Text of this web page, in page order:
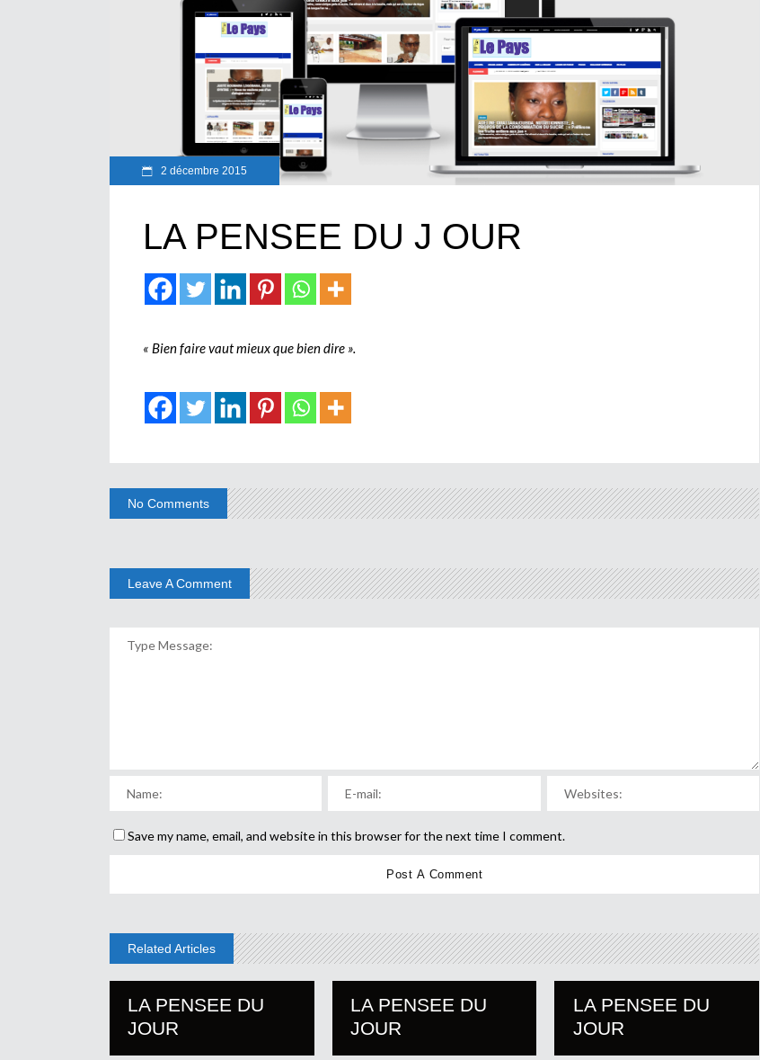
2 décembre 2015
LA PENSEE DU J OUR
« Bien faire vaut mieux que bien dire ».
No Comments
Leave A Comment
Save my name, email, and website in this browser for the next time I comment.
Related Articles
LA PENSEE DU
JOUR
LA PENSEE DU
JOUR
LA PENSEE DU
JOUR